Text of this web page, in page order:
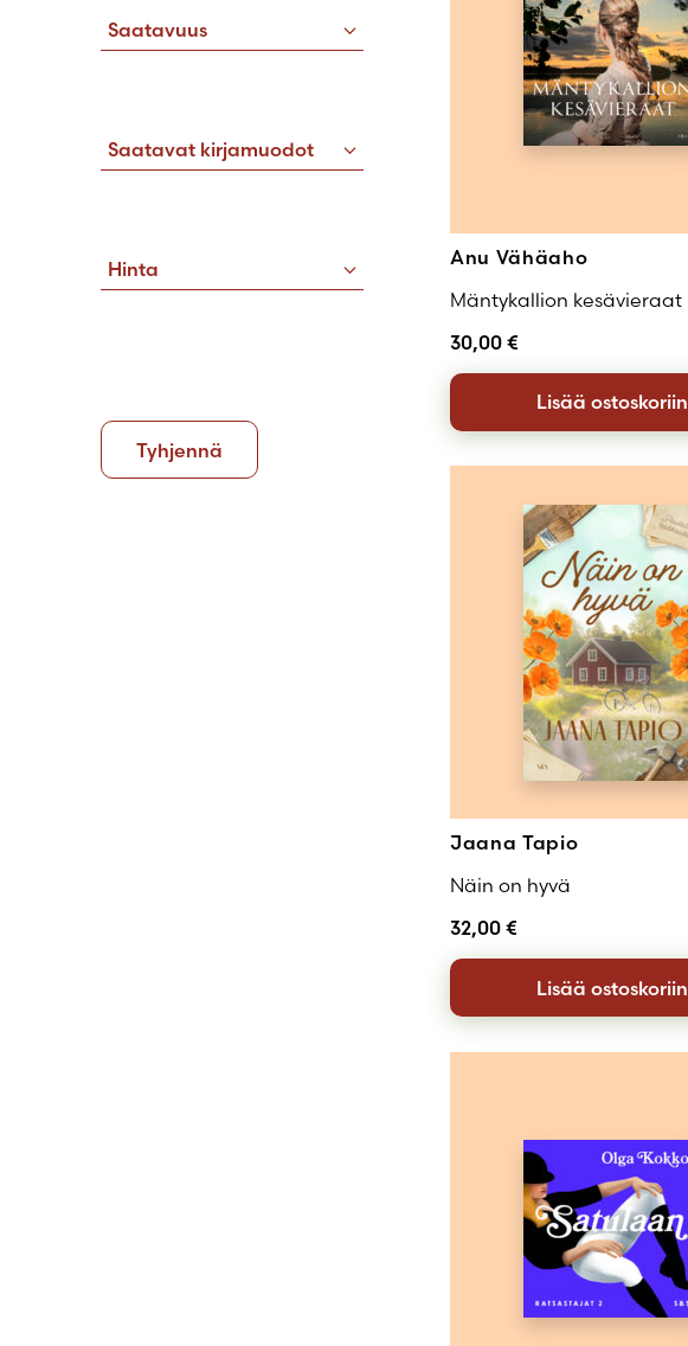
Saatavuus
Saatavat kirjamuodot
Hinta
Tyhjennä
Anu Vähäaho
Mäntykallion kesävieraat
30,00€
Lisää ostoskoriin
Jaana Tapio
Näin on hyvä
32,00€
Lisää ostoskoriin